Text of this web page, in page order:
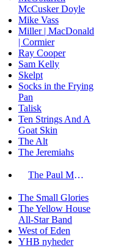
McCusker Doyle
Mike Vass
Miller | MacDonald
| Cormier
Ray Cooper
Sam Kelly
Skelpt
Socks in the Frying
Pan
Talisk
Ten Strings And A
Goat Skin
The Alt
The Jeremiahs
The Paul McKenna Band
The Small Glories
The Yellow House
All-Star Band
West of Eden
YHB nyheder